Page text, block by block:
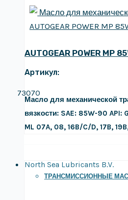
AUTOGEAR POWER MP
Артикул:
73070
Масло для механической
вязкости: SAE: 85W-90 API:
ML 07A, 08, 16B/C/D, 17B,
North Sea Lubricants B.V.
ТРАНСМИССИОННЫЕ